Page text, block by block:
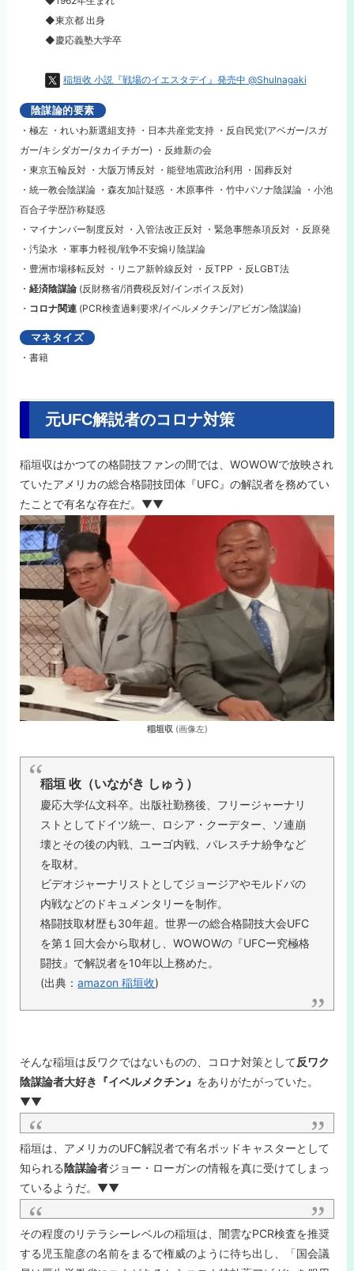
◆東京都 出身
◆慶応義塾大学卒
稲垣收 小説『戦場のイエスタデイ』発売中 @ShuInagaki
陰謀論的要素
・極左 ・れいわ新選組支持 ・日本共産党支持 ・反自民党(アベガー/スガ
ガー/キシダガー/タカイチガー) ・反維新の会
・東京五輪反対 ・大阪万博反対 ・能登地震政治利用 ・国葬反対
・統一教会陰謀論 ・森友加計疑惑 ・木原事件 ・竹中パソナ陰謀論 ・小池
百合子学歴詐称疑惑
・マイナンバー制度反対 ・入管法改正反対 ・緊急事態条項反対 ・反原発
・汚染水 ・軍事力軽視/戦争不安煽り陰謀論
・豊洲市場移転反対 ・リニア新幹線反対 ・反TPP ・反LGBT法
・ 経済陰謀論(反財務省/消費税反対/インボイス反対)
・ コロナ関連(PCR検査過剰要求/イベルメクチン/アビガン陰謀論)
マネタイズ
・書籍
元UFC解説者のコロナ対策
稲垣収はかつての格闘技ファンの間では、WOWOWで放映され
ていたアメリカの総合格闘技団体『UFC』の解説者を務めてい
たことで有名な存在だ。▼▼
稲垣収 (画像左)
稲垣 收（いながき しゅう）
慶応大学仏文科卒。出版社勤務後、フリージャーナリ
ストとしてドイツ統一、ロシア・クーデター、ソ連崩
壊とその後の内戦、ユーゴ内戦、パレスチナ紛争など
を取材。
ビデオジャーナリストとしてジョージアやモルドバの
内戦などのドキュメンタリーを制作。
格闘技取材歴も30年超。世界一の総合格闘技大会UFC
を第１回大会から取材し、WOWOWの『UFCー究極格
闘技』で解説者を10年以上務めた。
(出典：amazon 稲垣收)
そんな稲垣は反ワクではないものの、コロナ対策として反ワク
陰謀論者大好き『イベルメクチン』 をありがたがっていた。
▼▼
稲垣は、アメリカのUFC解説者で有名ポッドキャスターとして
知られる陰謀論者ジョー・ローガンの情報を真に受けてしまっ
ているようだ。▼▼
その程度のリテラシーレベルの稲垣は、闇雲なPCR検査を推奨
する児玉龍彦の名前をまるで権威のように待ち出し、「国会議